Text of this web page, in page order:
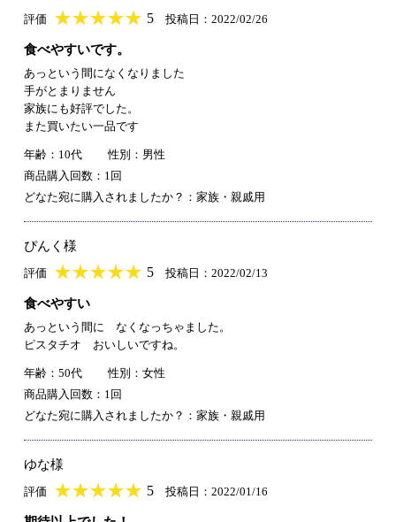
評価 ★★★★★
★★★★★ 5 投稿日：2022/02/26
食べやすいです。
あっという間になくなりました
手がとまりません
家族にも好評でした。
また買いたい一品です
年齢：10代
性別：男性
商品購入回数：1回
どなた宛に購入されましたか？：家族・親戚用
ぴんく様
評価 ★★★★★
★★★★★ 5 投稿日：2022/02/13
食べやすい
あっという間に なくなっちゃました。
ピスタチオ おいしいですね。
年齢：50代
性別：女性
商品購入回数：1回
どなた宛に購入されましたか？：家族・親戚用
ゆな様
評価 ★★★★★
★★★★★ 5 投稿日：2022/01/16